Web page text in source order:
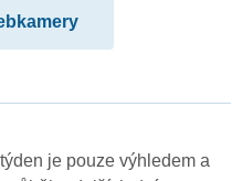
je pouze výhledem a